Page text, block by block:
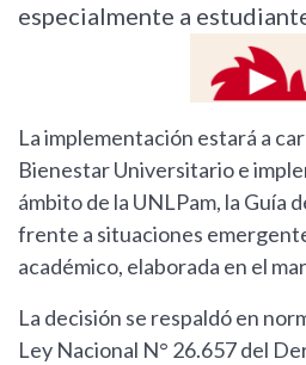
especialmente a
La implementación estará a
Bienestar Universitario e
ámbito de la UNLPam, la Guía
frente a situaciones
académico, elaborada en el
La decisión se respaldó en
Ley Nacional N° 26.657 del